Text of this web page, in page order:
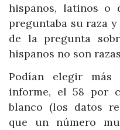
hispanos, latinos o
preguntaba su raza
de la pregunta
hispanos no son
Podían elegir
informe, el 58 por
blanco (los datos
que un número